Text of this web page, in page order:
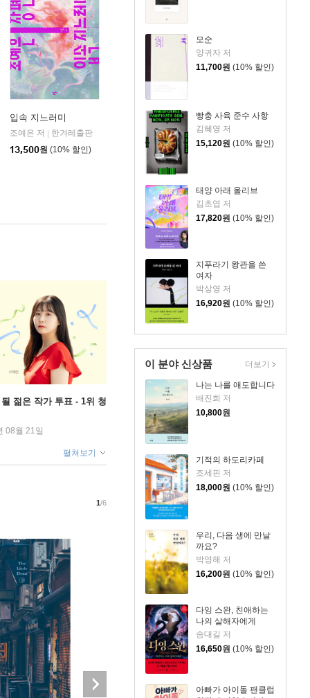
모순
양귀자 저
11,700원 (10% 할인)
빵충 사육 준수 사항
김혜영 저
15,120원 (10% 할인)
태양 아래 올리브
김초엽 저
17,820원 (10% 할인)
지푸라기 왕관을 쓴
여자
박상영 저
16,920원 (10% 할인)
이 분야 신상품
나는 나를 애도합니다
배진희 저
10,800원
기적의 하도리카페
조세핀 저
18,000원 (10% 할인)
우리, 다음 생에 만날
까요?
박영해 저
16,200원 (10% 할인)
다잉 스완, 친애하는
나의 살해자에게
송대길 저
16,650원 (10% 할인)
아빠가 아이돌 팬클럽
더보기
입속 지느러미
조예은 저
한겨레출판
13,500원 (10% 할인)
젊은 작가 투표 - 1위 청
08월 21일
펼쳐보기
1/6